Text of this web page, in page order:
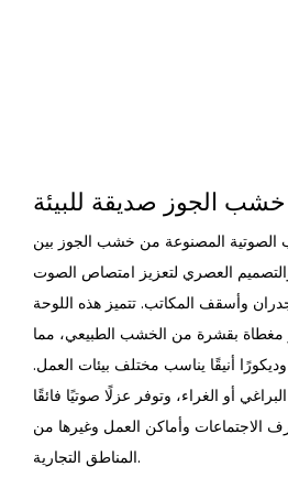
الجوز صديقة للبيئة
المصنوعة من خشب الجوز بين
والتصميم العصري لتعزيز امتصاص الصوت
وأسقف المكاتب. تتميز هذه اللوحة
مغطاة بقشرة من الخشب الطبيعي، مما
أنيقًا يناسب مختلف بيئات العمل.
أو الغراء، وتوفر عزلًا صوتيًا فائقًا
الاجتماعات وأماكن العمل وغيرها من
المناطق التجارية.